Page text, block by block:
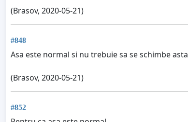
(Brasov, 2020-05-21)
#848
Asa este normal si nu trebuie sa se schimbe asta
(Brasov, 2020-05-21)
#852